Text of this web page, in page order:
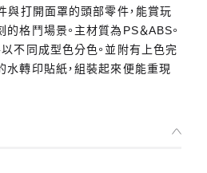
與打開面罩的頭部零件，能賞玩
格鬥場景。主材質為PS＆ABS。
不同成型色分色。並附有上色完
水轉印貼紙，組裝起來便能重現